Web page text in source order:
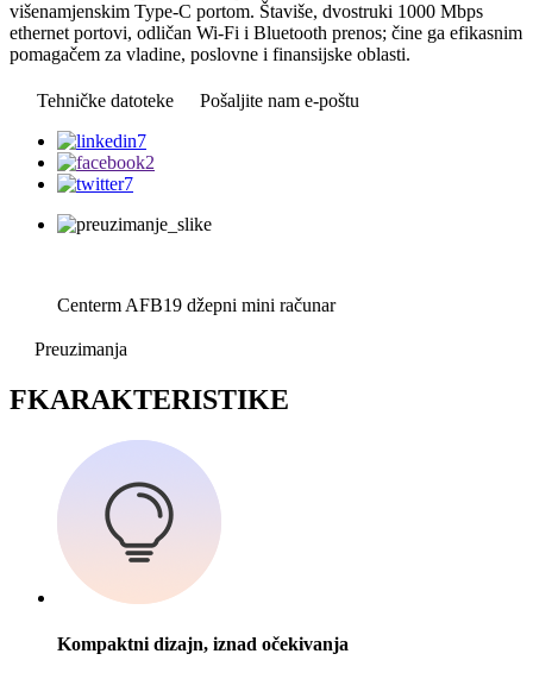
višenamjenskim Type-C portom. Štaviše, dvostruki 1000 Mbps
ethernet portovi, odličan Wi-Fi i Bluetooth prenos; čine ga efikasnim
pomagačem za vladine, poslovne i finansijske oblasti.
Tehničke datoteke Pošaljite nam e-poštu
Centerm AFB19 džepni mini računar
Preuzimanja
FKARAKTERISTIKE
Kompaktni dizajn, iznad očekivanja